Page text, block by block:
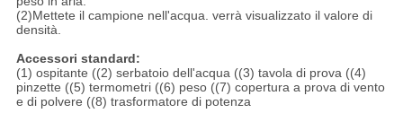
(2)Mettete il campione nell'acqua. verrà visualizzato il valore di
densità.
Accessori standard:
(1) ospitante ((2) serbatoio dell'acqua ((3) tavola di prova ((4)
pinzette ((5) termometri ((6) peso ((7) copertura a prova di vento
e di polvere ((8) trasformatore di potenza